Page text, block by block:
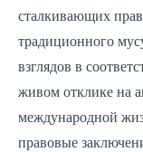
сталкивающих
традиционного
взглядов в
живом отклике на
международной
правовые